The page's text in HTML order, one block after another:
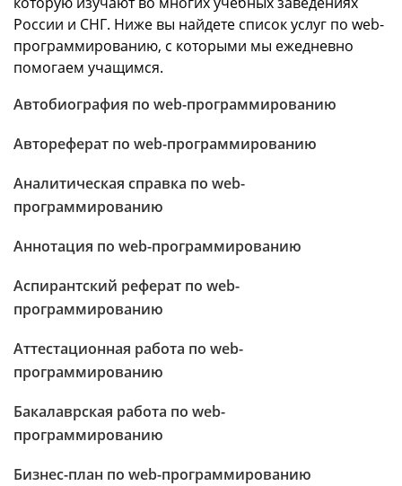
России и СНГ. Ниже вы найдете список услуг по web-
программированию, с которыми мы ежедневно
помогаем учащимся.
Автобиография по web-программированию
Автореферат по web-программированию
Аналитическая справка по web-
программированию
Аннотация по web-программированию
Аспирантский реферат по web-
программированию
Аттестационная работа по web-
программированию
Бакалаврская работа по web-
программированию
Бизнес-план по web-программированию